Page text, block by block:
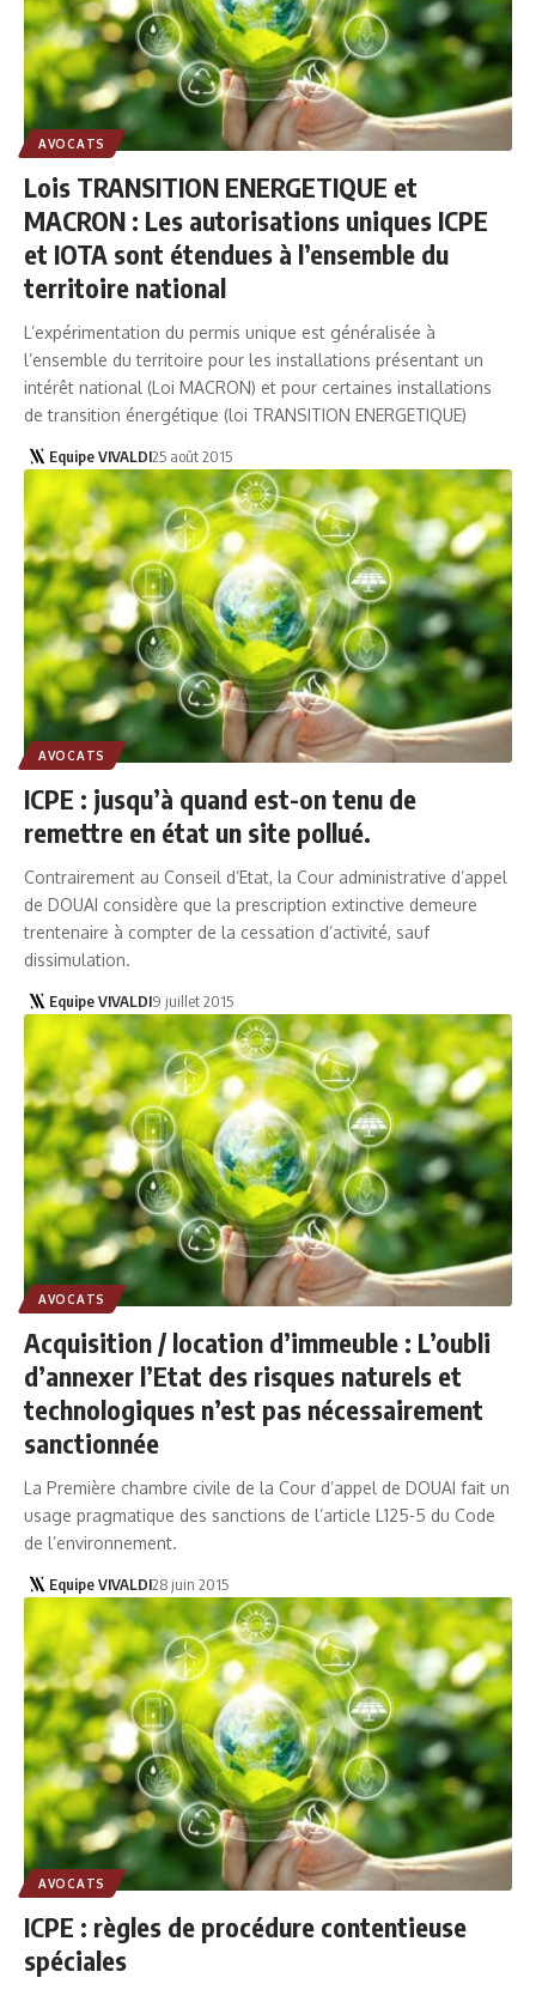
AVOCATS
Lois TRANSITION ENERGETIQUE et
MACRON : Les autorisations uniques ICPE
et IOTA sont étendues à l’ensemble du
territoire national
L’expérimentation du permis unique est généralisée à
l’ensemble du territoire pour les installations présentant un
intérêt national (Loi MACRON) et pour certaines installations
de transition énergétique (loi TRANSITION ENERGETIQUE)
Equipe VIVALDI25 août 2015
AVOCATS
ICPE : jusqu’à quand est-on tenu de
remettre en état un site pollué.
Contrairement au Conseil d’Etat, la Cour administrative d’appel
de DOUAI considère que la prescription extinctive demeure
trentenaire à compter de la cessation d’activité, sauf
dissimulation.
Equipe VIVALDI9 juillet 2015
AVOCATS
Acquisition / location d’immeuble : L’oubli
d’annexer l’Etat des risques naturels et
technologiques n’est pas nécessairement
sanctionnée
La Première chambre civile de la Cour d’appel de DOUAI fait un
usage pragmatique des sanctions de l’article L125-5 du Code
de l’environnement.
Equipe VIVALDI28 juin 2015
AVOCATS
ICPE : règles de procédure contentieuse
spéciales